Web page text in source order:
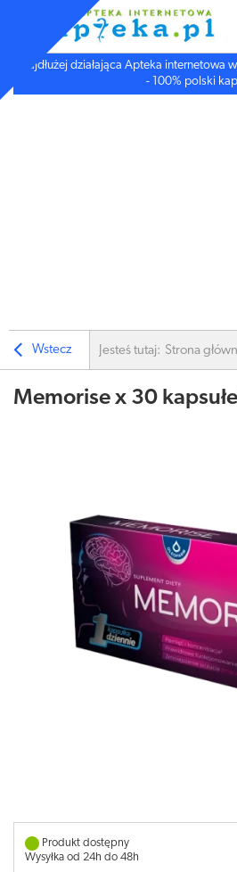
Najdłużej działająca Apteka internetowa
- 100% polski
Wstecz Jesteś tutaj: Strona
Memorise x 30
Produkt dostępny
Wysyłka od 24h do 48h